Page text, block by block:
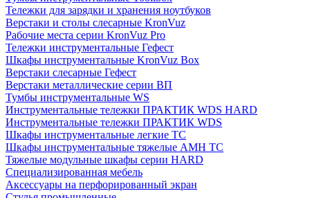
Тележки для зарядки и хранения ноутбуков
Верстаки и столы слесарные KronVuz
Рабочие места серии KronVuz Pro
Тележки инструментальные Гефест
Шкафы инструментальные KronVuz Box
Верстаки слесарные Гефест
Верстаки металлические серии ВП
Тумбы инструментальные WS
Инструментальные тележки ПРАКТИК WDS HARD
Инструментальные тележки ПРАКТИК WDS
Шкафы инструментальные легкие ТС
Шкафы инструментальные тяжелые AMH TC
Тяжелые модульные шкафы серии HARD
Cпециализированная мебель
Аксессуары на перфорированный экран